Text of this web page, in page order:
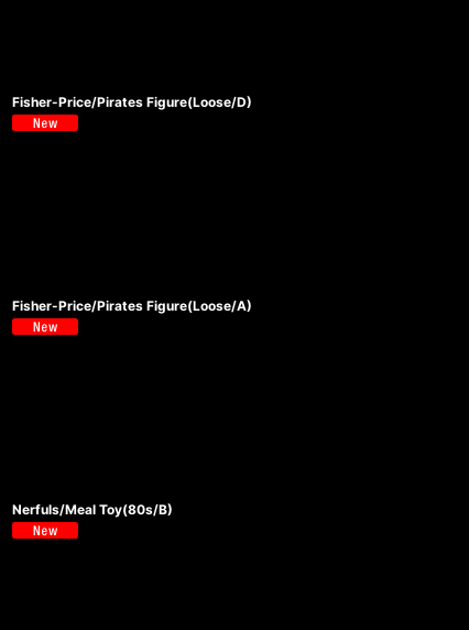
Fisher-Price/Pirates Figure(Loose/D)
Fisher-Price/Pirates Figure(Loose/A)
Nerfuls/Meal Toy(80s/B)